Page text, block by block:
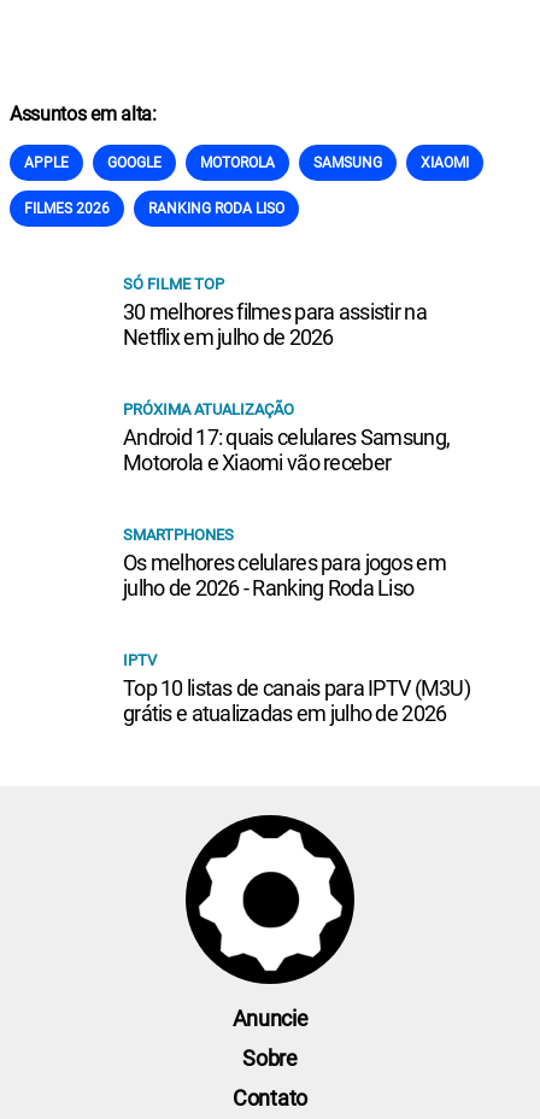
Assuntos em alta:
APPLE GOOGLE MOTOROLA SAMSUNG XIAOMI
FILMES 2026 RANKING RODA LISO
SÓ FILME TOP
30 melhores filmes para assistir na
Netflix em julho de 2026
PRÓXIMA ATUALIZAÇÃO
Android 17: quais celulares Samsung,
Motorola e Xiaomi vão receber
SMARTPHONES
Os melhores celulares para jogos em
julho de 2026 - Ranking Roda Liso
IPTV
Top 10 listas de canais para IPTV (M3U)
grátis e atualizadas em julho de 2026
Anuncie
Sobre
Contato